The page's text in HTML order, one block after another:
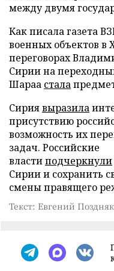
между двумя
Как писала газета
военных объектов в
переговорах
Сирии на
Шараа стала
Сириявыразила
присутствию
возможность их
задач. Российские
властиподчеркнули
Сирии и сохранить
смены правящего
Текст: Евгений